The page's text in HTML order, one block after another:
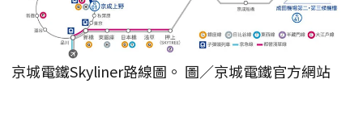
京城電鐵Skyliner路線圖。 圖／京城電鐵官方網站